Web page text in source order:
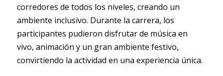
corredores de todos los niveles, creando un
ambiente inclusivo. Durante la carrera, los
participantes pudieron disfrutar de música en
vivo, animación y un gran ambiente festivo,
convirtiendo la actividad en una experiencia única.